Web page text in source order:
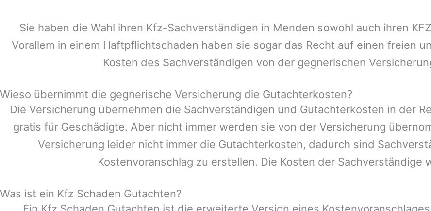
Sie haben die Wahl ihren Kfz-Sachverständigen in Menden sowohl auch ihren
Vorallem in einem Haftpflichtschaden haben sie sogar das Recht auf einen freien
Kosten des Sachverständigen von der gegnerischen
Wieso übernimmt die gegnerische Versicherung die Gutachterkosten?
Die Versicherung übernehmen die Sachverständigen und Gutachterkosten in der
gratis für Geschädigte. Aber nicht immer werden sie von der Versicherung
Versicherung leider nicht immer die Gutachterkosten, dadurch sind
Kostenvoranschlag zu erstellen. Die Kosten der Sachverständige
Was ist ein Kfz Schaden Gutachten?